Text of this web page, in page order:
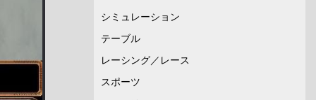
シミュレーション
テーブル
レーシング／レース
スポーツ